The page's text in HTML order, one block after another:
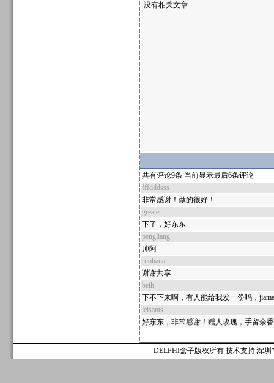
没有相关文章
共有评论9条 当前显示最后6条评论
fffdddsss
非常感谢！做的很好！
greater
下了，好东东
pengliang
帅阿
ruohana
谢谢共享
beth
下不下来啊，有人能给我发一份吗，
leisants
好东东，非常感谢！赠人玫瑰，手留余
DELPHI盒子版权所有 技术支持:深